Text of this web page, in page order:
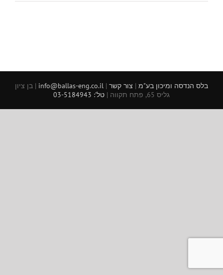
בלס הנדסה ומיכון בע"מ | צור קשר |
info@ballas-eng.co.il | בן ציון
גליס 65, פתח תקווה |
טל': 03-5184943